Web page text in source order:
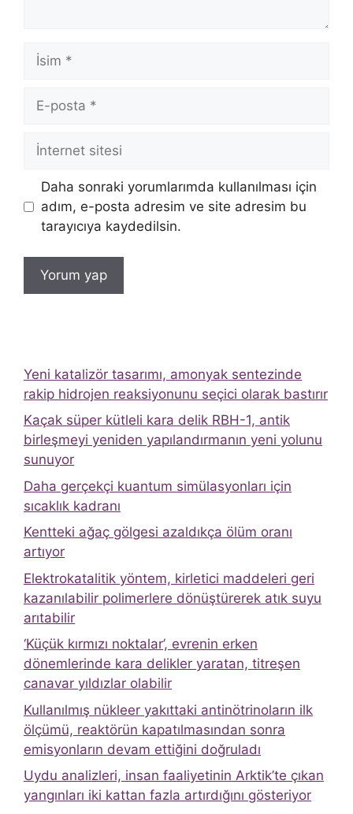
İsim
posta
İnternet
Daha sonraki yorumlarımda kullanılması için
adım, e-posta adresim ve site adresim bu
tarayıcıya kaydedilsin.
Yeni katalizör tasarımı, amonyak sentezinde
rakip hidrojen reaksiyonunu seçici olarak bastırır
Kaçak süper kütleli kara delik RBH-1, antik
birleşmeyi yeniden yapılandırmanın yeni yolunu
sunuyor
Daha gerçekçi kuantum simülasyonları için
sıcaklık kadranı
Kentteki ağaç gölgesi azaldıkça ölüm oranı
artıyor
Elektrokatalitik yöntem, kirletici maddeleri geri
kazanılabilir polimerlere dönüştürerek atık suyu
arıtabilir
‘Küçük kırmızı noktalar’, evrenin erken
dönemlerinde kara delikler yaratan, titreşen
canavar yıldızlar olabilir
Kullanılmış nükleer yakıttaki antinötrinoların ilk
ölçümü, reaktörün kapatılmasından sonra
emisyonların devam ettiğini doğruladı
Uydu analizleri, insan faaliyetinin Arktik’te çıkan
yangınları iki kattan fazla artırdığını gösteriyor